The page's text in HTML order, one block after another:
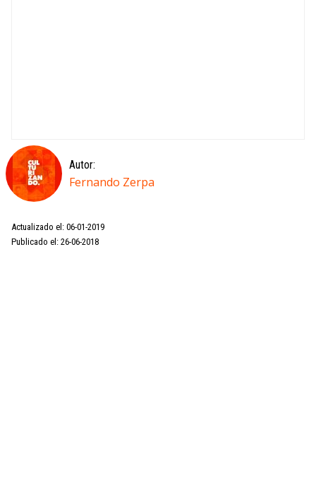
Autor:
Fernando Zerpa
Actualizado el: 06-01-2019
Publicado el: 26-06-2018